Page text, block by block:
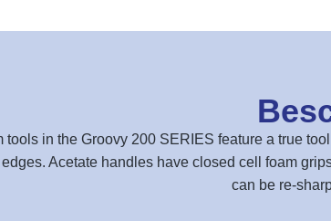
tools in the Groovy 200 SERIES feature a true
Acetate handles have closed cell foam
can be re-